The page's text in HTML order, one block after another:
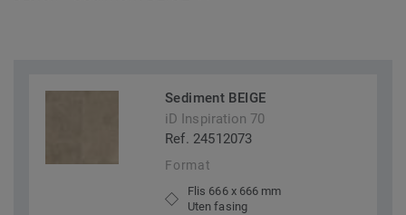
Sediment BEIGE
iD Inspiration 70
Ref. 24512073
Format
Flis 666 x 666 mm
Uten fasing